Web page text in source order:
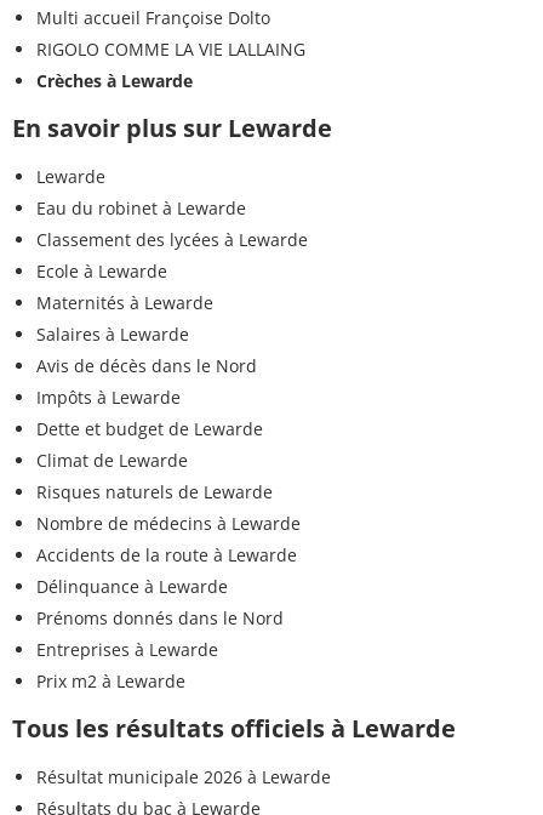
Multi accueil Françoise Dolto
RIGOLO COMME LA VIE LALLAING
Crèches à Lewarde
En savoir plus sur Lewarde
Lewarde
Eau du robinet à Lewarde
Classement des lycées à Lewarde
Ecole à Lewarde
Maternités à Lewarde
Salaires à Lewarde
Avis de décès dans le Nord
Impôts à Lewarde
Dette et budget de Lewarde
Climat de Lewarde
Risques naturels de Lewarde
Nombre de médecins à Lewarde
Accidents de la route à Lewarde
Délinquance à Lewarde
Prénoms donnés dans le Nord
Entreprises à Lewarde
Prix m2 à Lewarde
Tous les résultats officiels à Lewarde
Résultat municipale 2026 à Lewarde
Résultats du bac à Lewarde